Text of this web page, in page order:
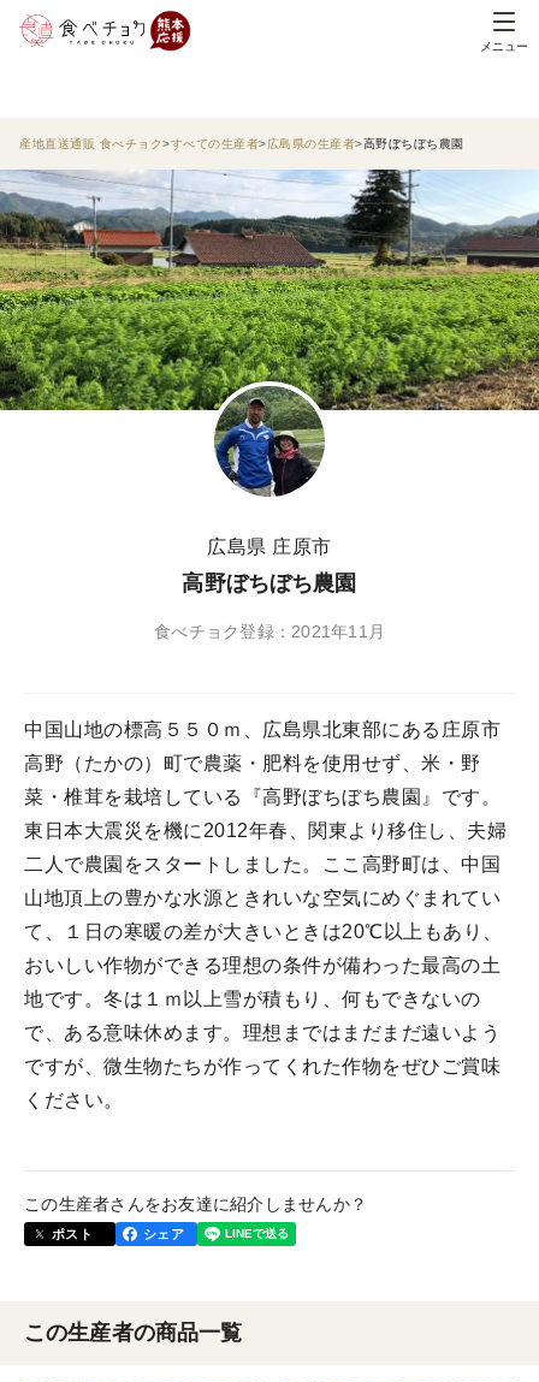
メニュー
産地直送通販 食べチョク すべての生産者 広島県の生産者 高野ぼちぼち農園
広島県 庄原市
高野ぼちぼち農園
食べチョク登録：2021年11月
中国山地の標高５５０ｍ、広島県北東部にある庄原市
高野（たかの）町で農薬・肥料を使用せず、米・野
菜・椎茸を栽培している『高野ぼちぼち農園』です。
東日本大震災を機に2012年春、関東より移住し、夫婦
二人で農園をスタートしました。ここ高野町は、中国
山地頂上の豊かな水源ときれいな空気にめぐまれてい
て、１日の寒暖の差が大きいときは20℃以上もあり、
おいしい作物ができる理想の条件が備わった最高の土
地です。冬は１ｍ以上雪が積もり、何もできないの
で、ある意味休めます。理想まではまだまだ遠いよう
ですが、微生物たちが作ってくれた作物をぜひご賞味
ください。
この生産者さんをお友達に紹介しませんか？
ポスト シェア
この生産者の商品一覧